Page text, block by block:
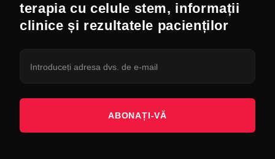
terapia cu celule stem, informații
clinice și rezultatele pacienților
ABONAȚI-VĂ